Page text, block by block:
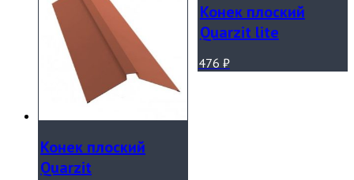
Конек плоский
Quarzit
Конек плоский
Quarzit lite
476 ₽